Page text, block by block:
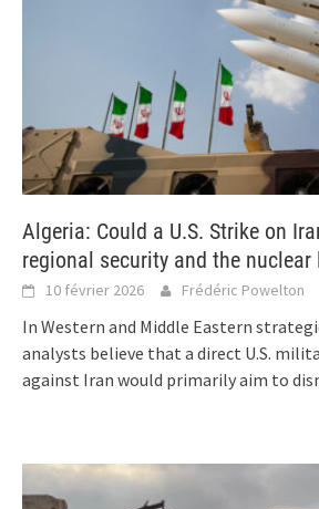
Algeria: Could a U.S. Strike on
regional security and the nuclear
10 février 2026 Frédéric Powelton
In Western and Middle Eastern
analysts believe that a direct U.S.
against Iran would primarily aim to